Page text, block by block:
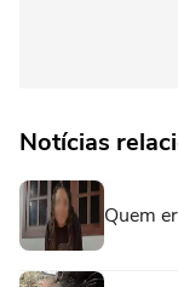
Notícias
Quem